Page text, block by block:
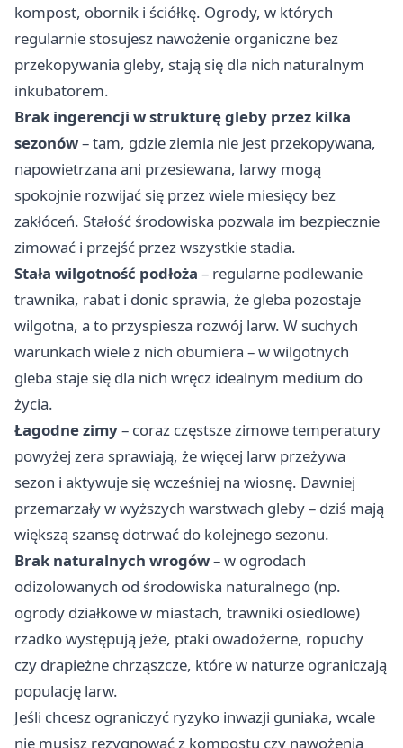
kompost, obornik i ściółkę. Ogrody, w których
regularnie stosujesz nawożenie organiczne bez
przekopywania gleby, stają się dla nich naturalnym
inkubatorem.
Brak ingerencji w strukturę gleby przez kilka
sezonów– tam, gdzie ziemia nie jest przekopywana,
napowietrzana ani przesiewana, larwy mogą
spokojnie rozwijać się przez wiele miesięcy bez
zakłóceń. Stałość środowiska pozwala im bezpiecznie
zimować i przejść przez wszystkie stadia.
Stała wilgotność podłoża – regularne podlewanie
trawnika, rabat i donic sprawia, że gleba pozostaje
wilgotna, a to przyspiesza rozwój larw. W suchych
warunkach wiele z nich obumiera – w wilgotnych
gleba staje się dla nich wręcz idealnym medium do
życia.
Łagodne zimy– coraz częstsze zimowe temperatury
powyżej zera sprawiają, że więcej larw przeżywa
sezon i aktywuje się wcześniej na wiosnę. Dawniej
przemarzały w wyższych warstwach gleby – dziś mają
większą szansę dotrwać do kolejnego sezonu.
Brak naturalnych wrogów– w ogrodach
odizolowanych od środowiska naturalnego (np.
ogrody działkowe w miastach, trawniki osiedlowe)
rzadko występują jeże, ptaki owadożerne, ropuchy
czy drapieżne chrząszcze, które w naturze ograniczają
populację larw.
Jeśli chcesz ograniczyć ryzyko inwazji guniaka, wcale
nie musisz rezygnować z kompostu czy nawożenia